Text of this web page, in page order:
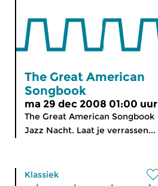
The Great American
Songbook
ma 29 dec 2008 01:00 uur
The Great American Songbook
Jazz Nacht. Laat je verrassen...
Klassiek